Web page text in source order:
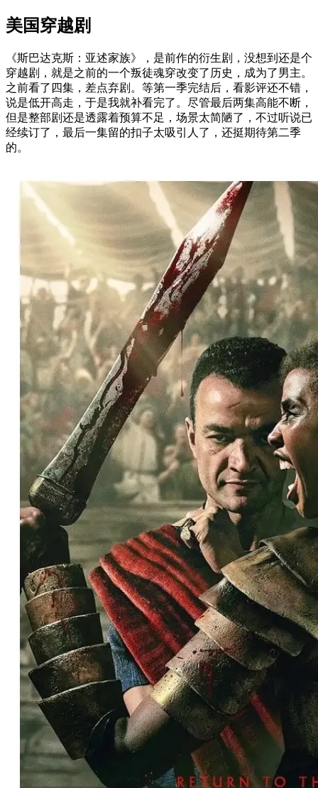
美国穿越剧
《斯巴达克斯：亚述家族》，是前作的衍生剧，没想到还是个
穿越剧，就是之前的一个叛徒魂穿改变了历史，成为了男主。
之前看了四集，差点弃剧。等第一季完结后，看影评还不错，
说是低开高走，于是我就补看完了。尽管最后两集高能不断，
但是整部剧还是透露着预算不足，场景太简陋了，不过听说已
经续订了，最后一集留的扣子太吸引人了，还挺期待第二季
的。